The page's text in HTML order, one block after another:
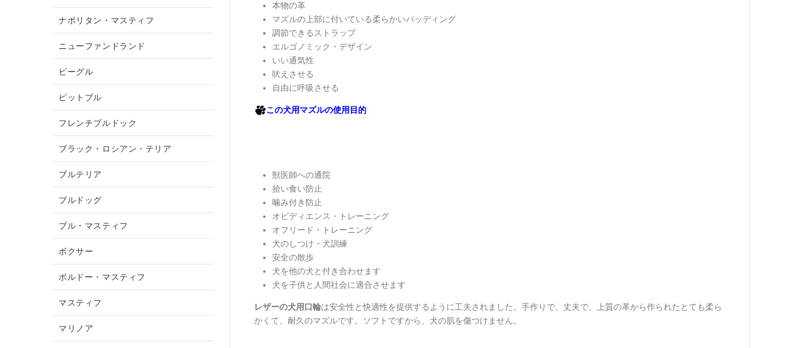
本物の革
マズルの上部に付いている柔らかいパッディング
調節できるストラップ
エルゴノミック・デザイン
いい通気性
吠えさせる
自由に呼吸させる
この犬用マズルの使用目的
獣医師への通院
拾い食い防止
噛み付き防止
オビディエンス・トレーニング
オフリード・トレーニング
犬のしつけ・犬訓練
安全の散歩
犬を他の犬と付き合わせます
犬を子供と人間社会に適合させます
レザーの犬用口輪は安全性と快適性を提供するように工夫されました。手作りで、丈夫で、上質の革から作られたとても柔ら
かくて、耐久のマズルです。ソフトですから、犬の肌を傷つけません。
ナポリタン・マスティフ
ニューファンドランド
ビーグル
ピットブル
フレンチブルドック
ブラック・ロシアン・テリア
ブルテリア
ブルドッグ
ブル・マスティフ
ボクサー
ボルドー・マスティフ
マスティフ
マリノア